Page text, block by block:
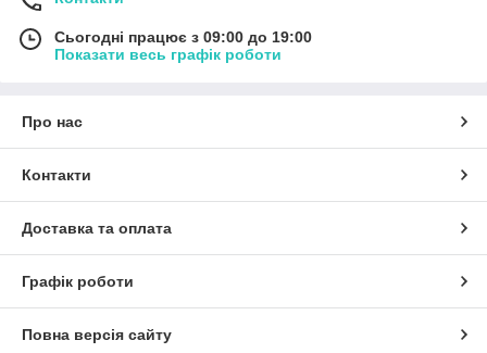
Сьогодні працює з 09:00 до 19:00
Показати весь графік роботи
Про нас
Контакти
Доставка та оплата
Графік роботи
Повна версія сайту